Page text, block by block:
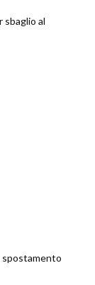
sbaglio al
spostamento